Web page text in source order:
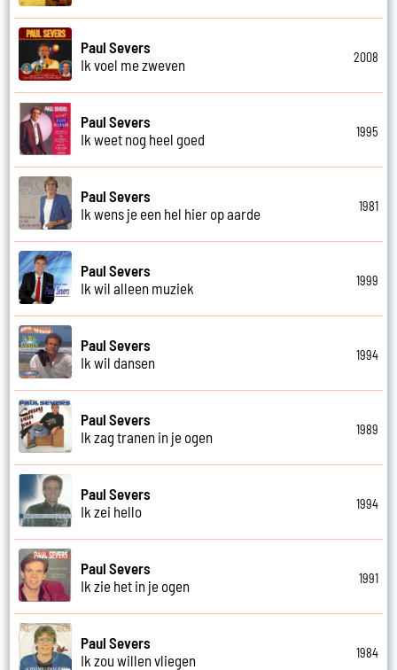
Paul Severs
Ik voel me zweven
2008
Paul Severs
Ik weet nog heel goed
1995
Paul Severs
Ik wens je een hel hier op aarde
1981
Paul Severs
Ik wil alleen muziek
1999
Paul Severs
Ik wil dansen
1994
Paul Severs
Ik zag tranen in je ogen
1989
Paul Severs
Ik zei hello
1994
Paul Severs
Ik zie het in je ogen
1991
Paul Severs
Ik zou willen vliegen
1984